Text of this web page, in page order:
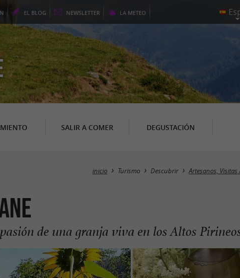
EL BLOG NEWSLETTER LA METEO
SALIR A COMER DEGUSTACIÓN
inicio Turismo Descubrir Artesanos, Visitas
de una granja viva en los Altos